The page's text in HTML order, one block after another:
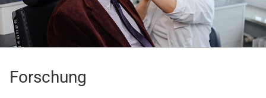
Startseite
Kliniken & Einrichtungen
Forschung